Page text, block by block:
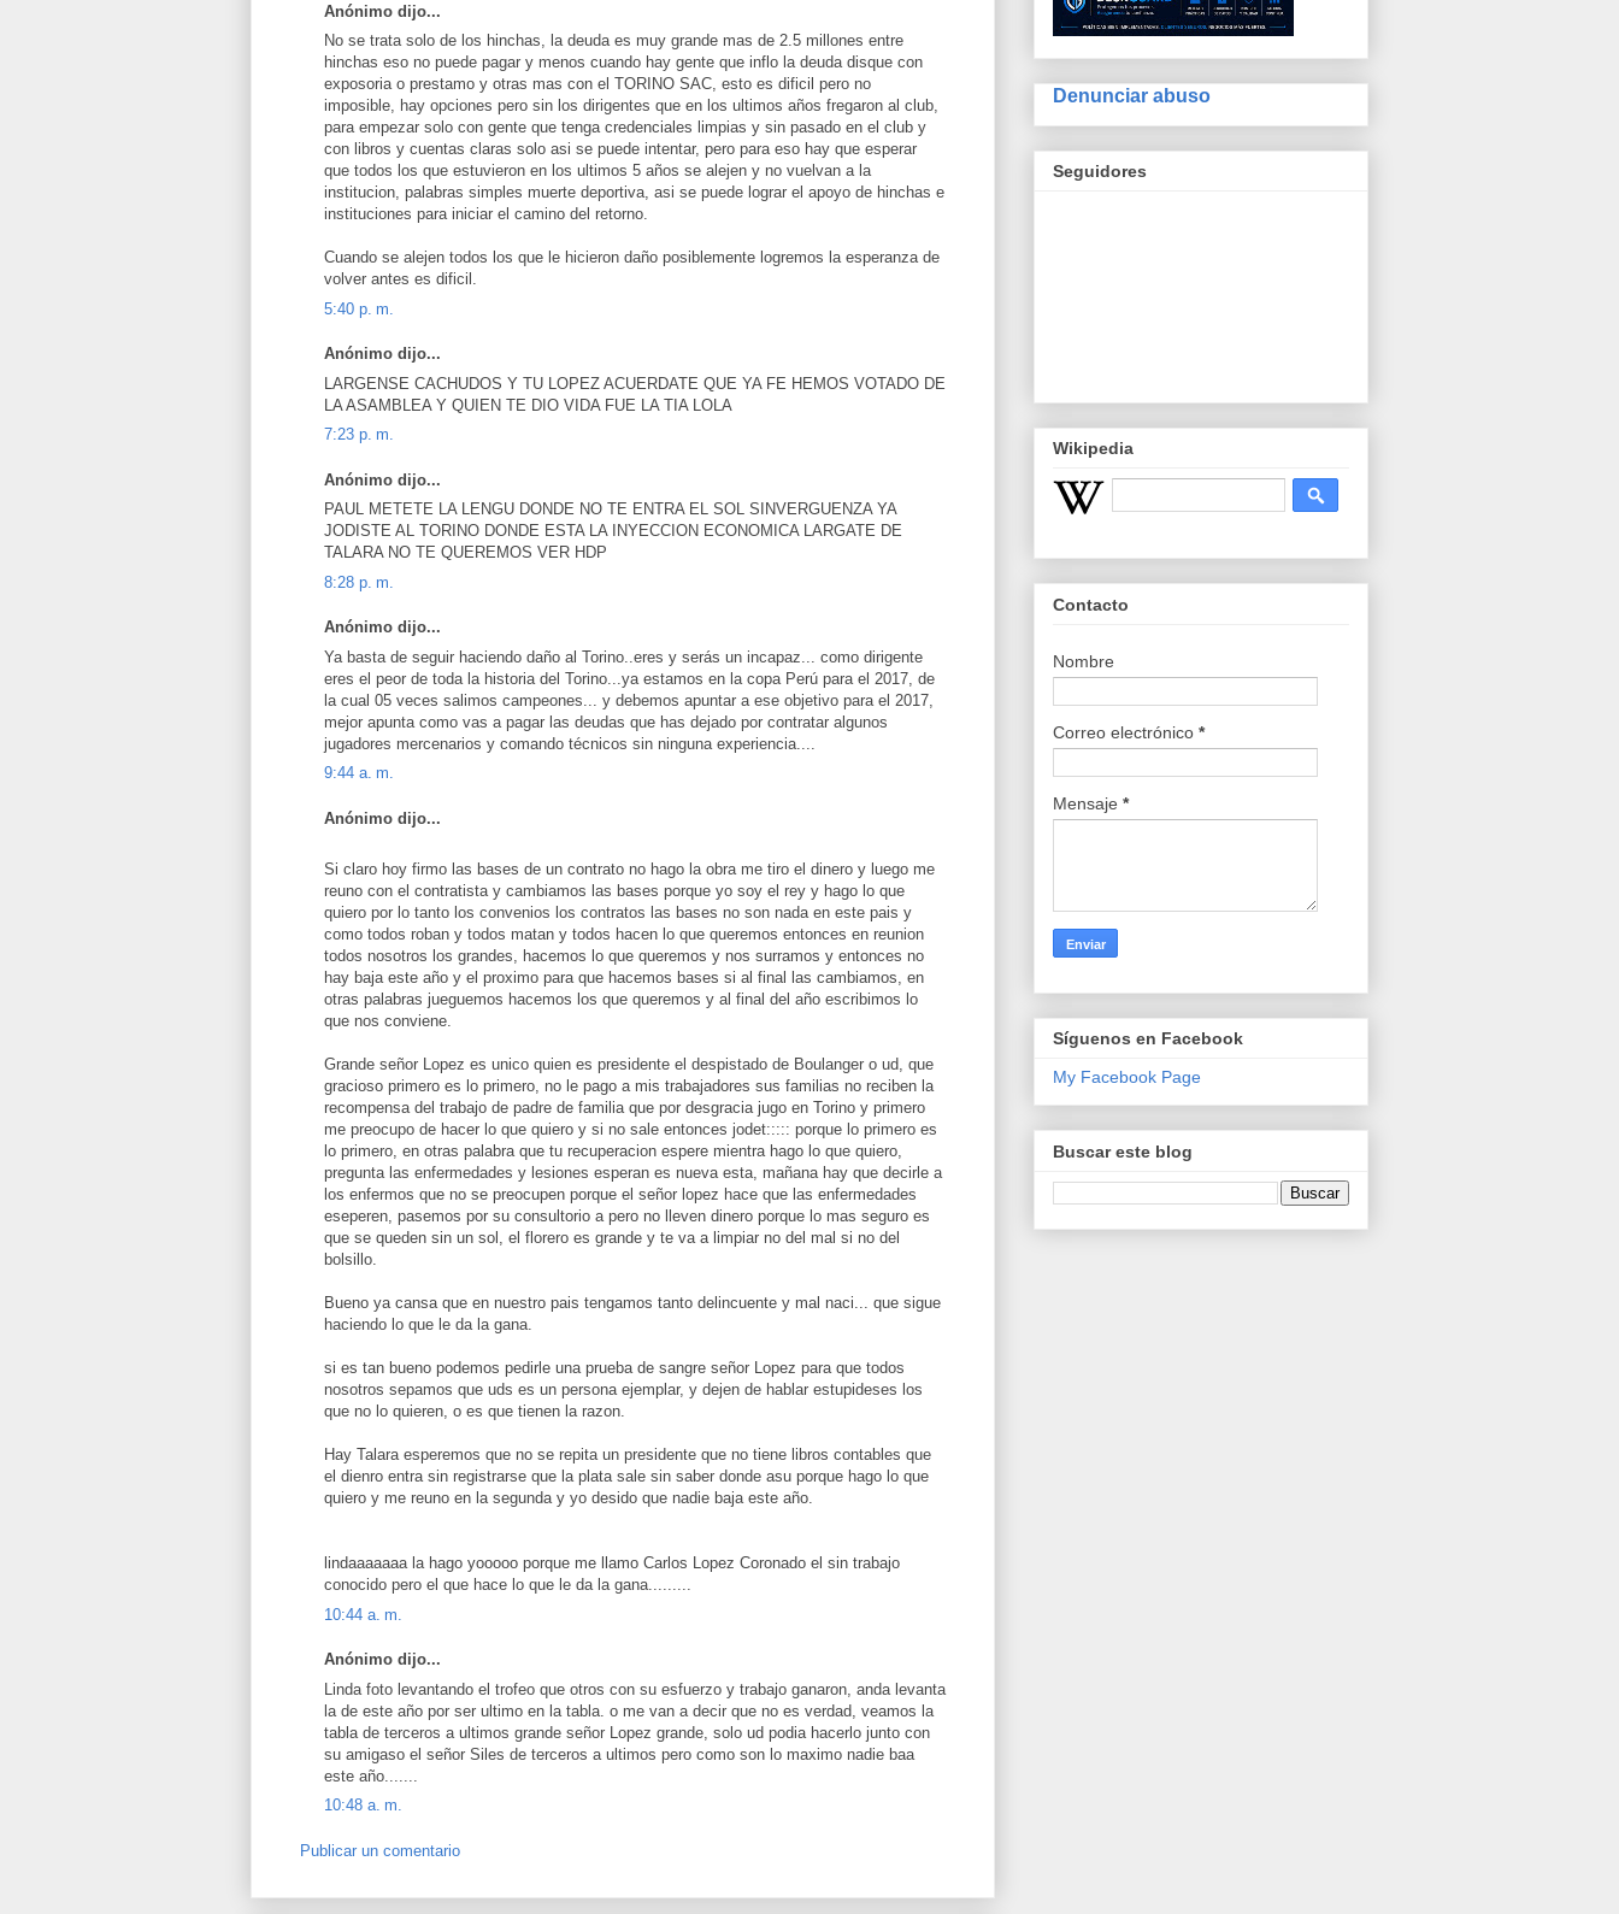
Anónimo dijo...
No se trata solo de los hinchas, la deuda es muy grande mas de 2.5 millones entre
hinchas eso no puede pagar y menos cuando hay gente que inflo la deuda disque con
exposoria o prestamo y otras mas con el TORINO SAC, esto es dificil pero no
imposible, hay opciones pero sin los dirigentes que en los ultimos años fregaron al club,
para empezar solo con gente que tenga credenciales limpias y sin pasado en el club y
con libros y cuentas claras solo asi se puede intentar, pero para eso hay que esperar
que todos los que estuvieron en los ultimos 5 años se alejen y no vuelvan a la
institucion, palabras simples muerte deportiva, asi se puede lograr el apoyo de hinchas e
instituciones para iniciar el camino del retorno.
Cuando se alejen todos los que le hicieron daño posiblemente logremos la esperanza de
volver antes es dificil.
5:40 p. m.
Anónimo dijo...
LARGENSE CACHUDOS Y TU LOPEZ ACUERDATE QUE YA FE HEMOS VOTADO DE
LA ASAMBLEA Y QUIEN TE DIO VIDA FUE LA TIA LOLA
7:23 p. m.
Anónimo dijo...
PAUL METETE LA LENGU DONDE NO TE ENTRA EL SOL SINVERGUENZA YA
JODISTE AL TORINO DONDE ESTA LA INYECCION ECONOMICA LARGATE DE
TALARA NO TE QUEREMOS VER HDP
8:28 p. m.
Anónimo dijo...
Ya basta de seguir haciendo daño al Torino..eres y serás un incapaz... como dirigente
eres el peor de toda la historia del Torino...ya estamos en la copa Perú para el 2017, de
la cual 05 veces salimos campeones... y debemos apuntar a ese objetivo para el 2017,
mejor apunta como vas a pagar las deudas que has dejado por contratar algunos
jugadores mercenarios y comando técnicos sin ninguna experiencia....
9:44 a. m.
Anónimo dijo...
Si claro hoy firmo las bases de un contrato no hago la obra me tiro el dinero y luego me
reuno con el contratista y cambiamos las bases porque yo soy el rey y hago lo que
quiero por lo tanto los convenios los contratos las bases no son nada en este pais y
como todos roban y todos matan y todos hacen lo que queremos entonces en reunion
todos nosotros los grandes, hacemos lo que queremos y nos surramos y entonces no
hay baja este año y el proximo para que hacemos bases si al final las cambiamos, en
otras palabras jueguemos hacemos los que queremos y al final del año escribimos lo
que nos conviene.
Grande señor Lopez es unico quien es presidente el despistado de Boulanger o ud, que
gracioso primero es lo primero, no le pago a mis trabajadores sus familias no reciben la
recompensa del trabajo de padre de familia que por desgracia jugo en Torino y primero
me preocupo de hacer lo que quiero y si no sale entonces jodet::::: porque lo primero es
lo primero, en otras palabra que tu recuperacion espere mientra hago lo que quiero,
pregunta las enfermedades y lesiones esperan es nueva esta, mañana hay que decirle a
los enfermos que no se preocupen porque el señor lopez hace que las enfermedades
eseperen, pasemos por su consultorio a pero no lleven dinero porque lo mas seguro es
que se queden sin un sol, el florero es grande y te va a limpiar no del mal si no del
bolsillo.
Bueno ya cansa que en nuestro pais tengamos tanto delincuente y mal naci... que sigue
haciendo lo que le da la gana.
si es tan bueno podemos pedirle una prueba de sangre señor Lopez para que todos
nosotros sepamos que uds es un persona ejemplar, y dejen de hablar estupideses los
que no lo quieren, o es que tienen la razon.
Hay Talara esperemos que no se repita un presidente que no tiene libros contables que
el dienro entra sin registrarse que la plata sale sin saber donde asu porque hago lo que
quiero y me reuno en la segunda y yo desido que nadie baja este año.
lindaaaaaaa la hago yooooo porque me llamo Carlos Lopez Coronado el sin trabajo
conocido pero el que hace lo que le da la gana.........
10:44 a. m.
Anónimo dijo...
Linda foto levantando el trofeo que otros con su esfuerzo y trabajo ganaron, anda levanta
la de este año por ser ultimo en la tabla. o me van a decir que no es verdad, veamos la
tabla de terceros a ultimos grande señor Lopez grande, solo ud podia hacerlo junto con
su amigaso el señor Siles de terceros a ultimos pero como son lo maximo nadie baa
este año.......
10:48 a. m.
Publicar un comentario
Denunciar abuso
Seguidores
Wikipedia
Contacto
Nombre
Correo electrónico *
Mensaje *
Síguenos en Facebook
My Facebook Page
Buscar este blog